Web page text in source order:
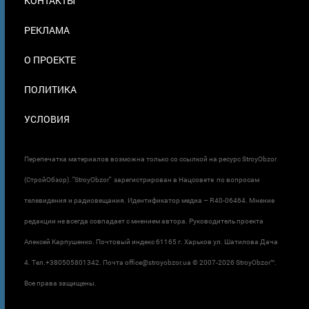
В
РЕКЛАМА
О ПРОЕКТЕ
ПОЛИТИКА
УСЛОВИЯ
Перепечатка материалов возможна только со ссылкой на ресурс StroyObzor
(СтройОбзор). "StroyObzor" зарегистрирован в Нацсовете по вопросам
телевидения и радиовещания. Идентификатор медиа – R40-06464. Мнение
редакции не всегда совпадает с мнением автора. Руководитель проекта
Алексей Карпушенко. Почтовый индекс 61165 г. Харьков ул. Шатилова Дача
4. Тел.+380505801342. Почта office@stroyobzor.ua © 2007-2026 StroyObzor™.
Все права защищены.